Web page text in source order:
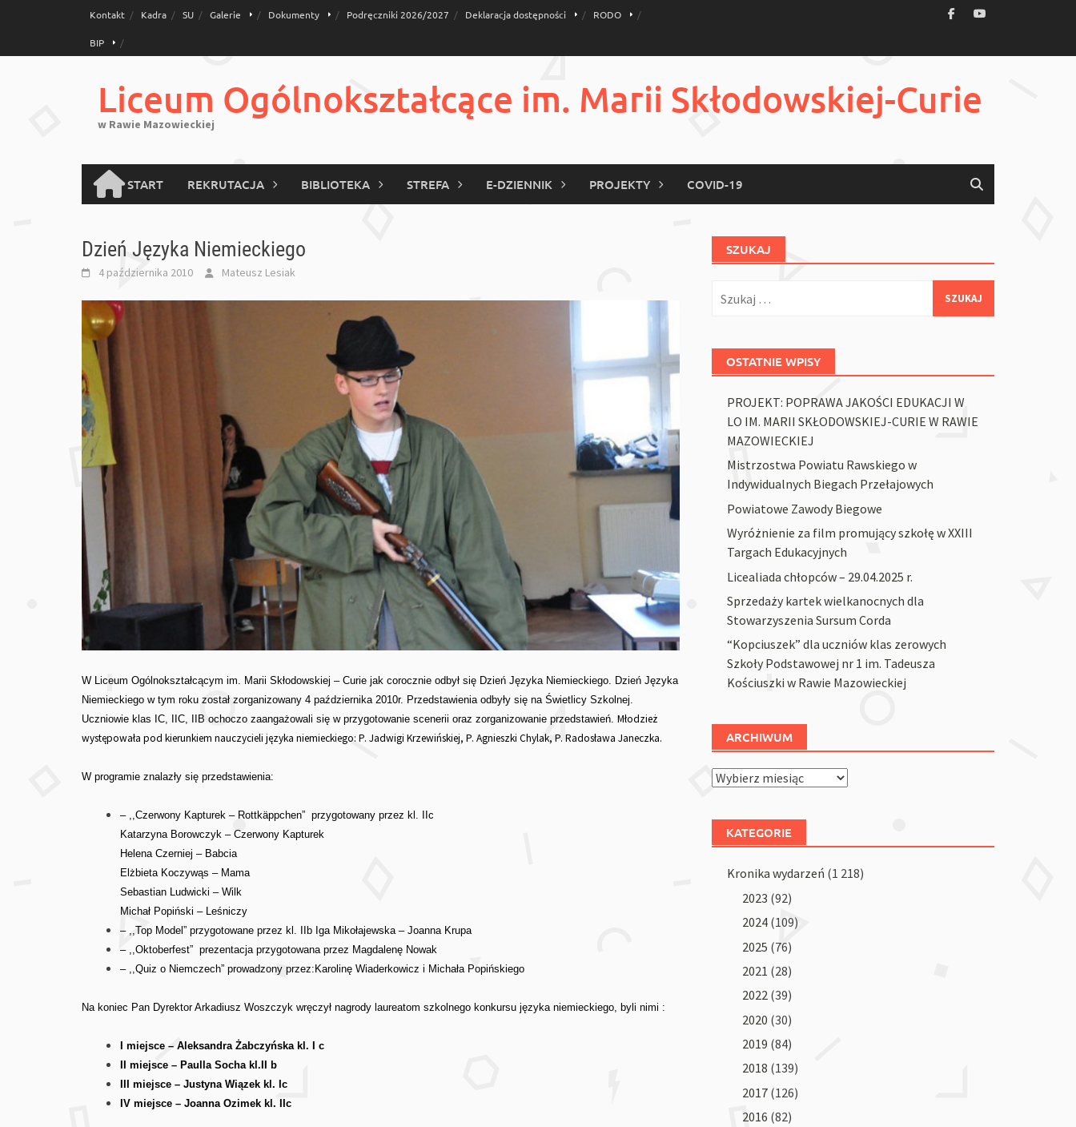
Kontakt Kadra SU Galerie Dokumenty Podręczniki 2026/2027 Deklaracja dostępności RODO
BIP
Liceum Ogólnokształcące im. Marii Skłodowskiej-Curie
w Rawie Mazowieckiej
START REKRUTACJA BIBLIOTEKA STREFA E-DZIENNIK PROJEKTY COVID-19
Dzień Języka Niemieckiego
4 października 2010 Mateusz Lesiak
W Liceum Ogólnokształcącym im. Marii Skłodowskiej – Curie jak corocznie odbył się Dzień Języka Niemieckiego.
Dzień Języka
Niemieckiego w tym roku został zorganizowany 4 października 2010r. Przedstawienia odbyły się na Świetlicy Szkolnej.
Uczniowie klas IC, IIC, IIB ochoczo zaangażowali się w przygotowanie scenerii oraz zorganizowanie przedstawień. Młodzież
występowała pod kierunkiem nauczycieli języka niemieckiego: P. Jadwigi Krzewińskiej, P. Agnieszki Chylak, P. Radosława Janeczka.
W programie znalazły się przedstawienia:
– ,,Czerwony Kapturek – Rottkäppchen” przygotowany przez kl. IIc
Katarzyna Borowczyk – Czerwony Kapturek
Helena Czerniej – Babcia
Elżbieta Koczywąs – Mama
Sebastian Ludwicki – Wilk
Michał Popiński – Leśniczy
– ,,Top Model” przygotowane przez kl. IIb Iga Mikołajewska – Joanna Krupa
– ,,Oktoberfest” prezentacja przygotowana przez Magdalenę Nowak
– ,,Quiz o Niemczech” prowadzony przez:Karolinę Wiaderkowicz i Michała Popińskiego
Na koniec Pan Dyrektor Arkadiusz Woszczyk wręczył nagrody laureatom szkolnego konkursu języka niemieckiego, byli nimi :
I miejsce – Aleksandra Żabczyńska kl. I c
II miejsce – Paulla Socha kl.II b
III miejsce – Justyna Wiązek kl. Ic
IV miejsce – Joanna Ozimek kl. IIc
SZUKAJ
OSTATNIE WPISY
PROJEKT: POPRAWA JAKOŚCI EDUKACJI W
LO IM. MARII SKŁODOWSKIEJ-CURIE W RAWIE
MAZOWIECKIEJ
Mistrzostwa Powiatu Rawskiego w
Indywidualnych Biegach Przełajowych
Powiatowe Zawody Biegowe
Wyróżnienie za film promujący szkołę w XXIII
Targach Edukacyjnych
Licealiada chłopców – 29.04.2025 r.
Sprzedaży kartek wielkanocnych dla
Stowarzyszenia Sursum Corda
“Kopciuszek” dla uczniów klas zerowych
Szkoły Podstawowej nr 1 im. Tadeusza
Kościuszki w Rawie Mazowieckiej
ARCHIWUM
Archiwum
KATEGORIE
Kronika wydarzeń (1 218)
2023 (92)
2024 (109)
2025 (76)
2021 (28)
2022 (39)
2020 (30)
2019 (84)
2018 (139)
2017 (126)
2016 (82)